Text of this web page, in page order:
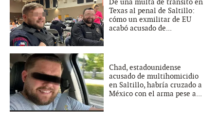
De una multa de tránsito en
Texas al penal de Saltillo:
cómo un exmilitar de EU
acabó acusado de...
Chad, estadounidense
acusado de multihomicidio
en Saltillo, habría cruzado a
México con el arma pese a...